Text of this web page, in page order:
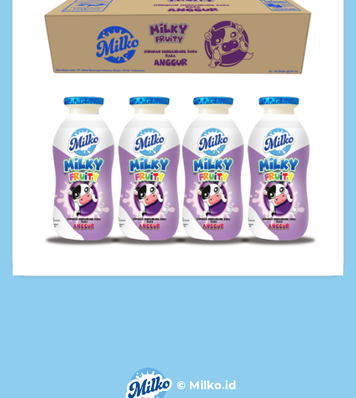
© Milko.id